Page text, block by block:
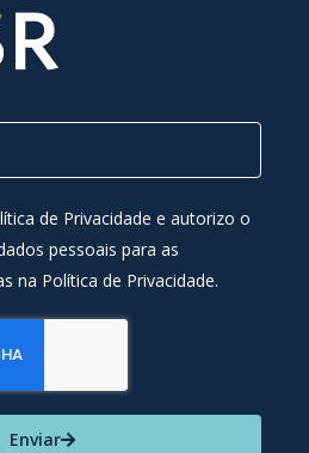
de Privacidade e autorizo o
pessoais para as
na Política de Privacidade.
Enviar